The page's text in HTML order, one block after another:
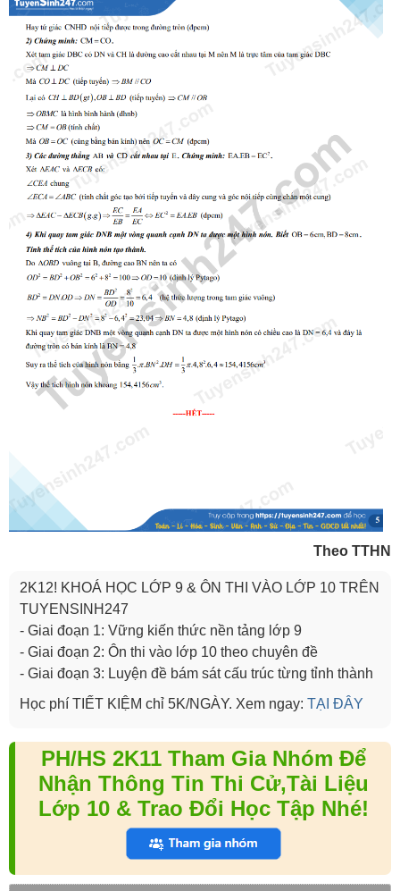
Theo TTHN
2K12! KHOÁ HỌC LỚP 9 & ÔN THI VÀO LỚP 10 TRÊN
TUYENSINH247
- Giai đoạn 1: Vững kiến thức nền tảng lớp 9
- Giai đoạn 2: Ôn thi vào lớp 10 theo chuyên đề
- Giai đoạn 3: Luyện đề bám sát cấu trúc từng tỉnh thành
Học phí TIẾT KIỆM chỉ 5K/NGÀY. Xem ngay: TẠI ĐÂY
PH/HS 2K11 Tham Gia Nhóm Để
Nhận Thông Tin Thi Cử,Tài Liệu
Lớp 10 & Trao Đổi Học Tập Nhé!